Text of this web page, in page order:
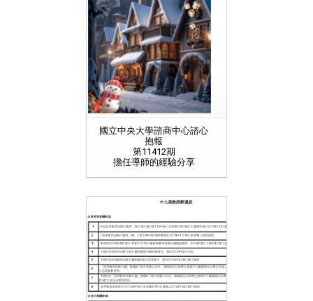
國立中央大學諮商中心諮心
抱報
第11412期
擔任導師的經驗分享